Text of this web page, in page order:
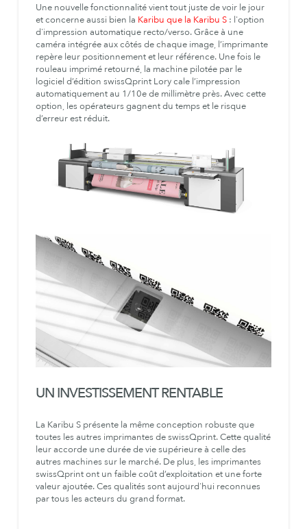
Une nouvelle fonctionnalité vient tout juste de voir le jour
et concerne aussi bien la Karibu que la Karibu S: l'option
d'impression automatique recto/verso. Grâce à une
caméra intégrée aux côtés de chaque image, l’imprimante
repère leur positionnement et leur référence. Une fois le
rouleau imprimé retourné, la machine pilotée par le
logiciel d’édition swissQprint Lory cale l’impression
automatiquement au 1/10e de millimètre près. Avec cette
option, les opérateurs gagnent du temps et le risque
d’erreur est réduit.
UN INVESTISSEMENT RENTABLE
La Karibu S présente la même conception robuste que
toutes les autres imprimantes de swissQprint. Cette qualité
leur accorde une durée de vie supérieure à celle des
autres machines sur le marché. De plus, les imprimantes
swissQprint ont un faible coût d’exploitation et une forte
valeur ajoutée. Ces qualités sont aujourd'hui reconnues
par tous les acteurs du grand format.